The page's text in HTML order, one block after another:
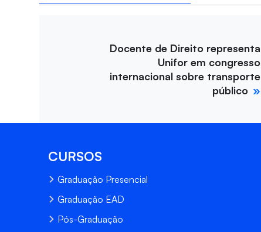
Docente de Direito representa
Unifor em congresso
internacional sobre transporte
público
CURSOS
Graduação Presencial
Graduação EAD
Pós-Graduação